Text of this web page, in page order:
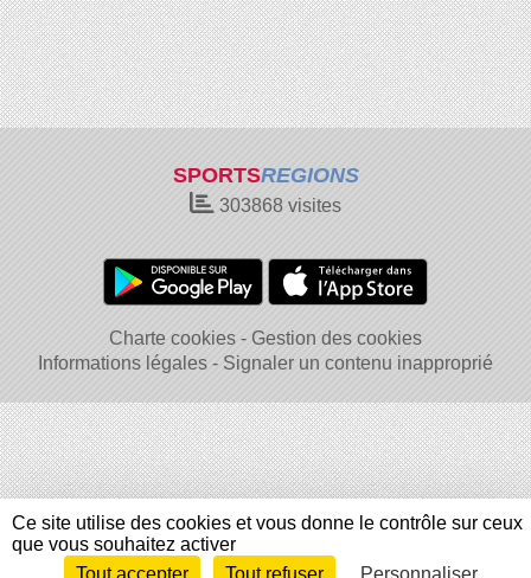
SPORTSREGIONS
303868 visites
Charte cookies
Gestion des cookies
Informations légales
Signaler un contenu inapproprié
Ce site utilise des cookies et vous donne le contrôle sur ceux
que vous souhaitez activer
Tout accepter
Tout refuser Personnaliser